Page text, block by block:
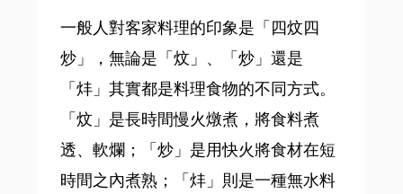
一般人對客家料理的印象是「四炆四
炒」，無論是「炆」、「炒」還是
「炐」其實都是料理食物的不同方式。
「炆」是長時間慢火燉煮，將食料煮
透、軟爛；「炒」是用快火將食材在短
時間之內煮熟；「炐」則是一種無水料